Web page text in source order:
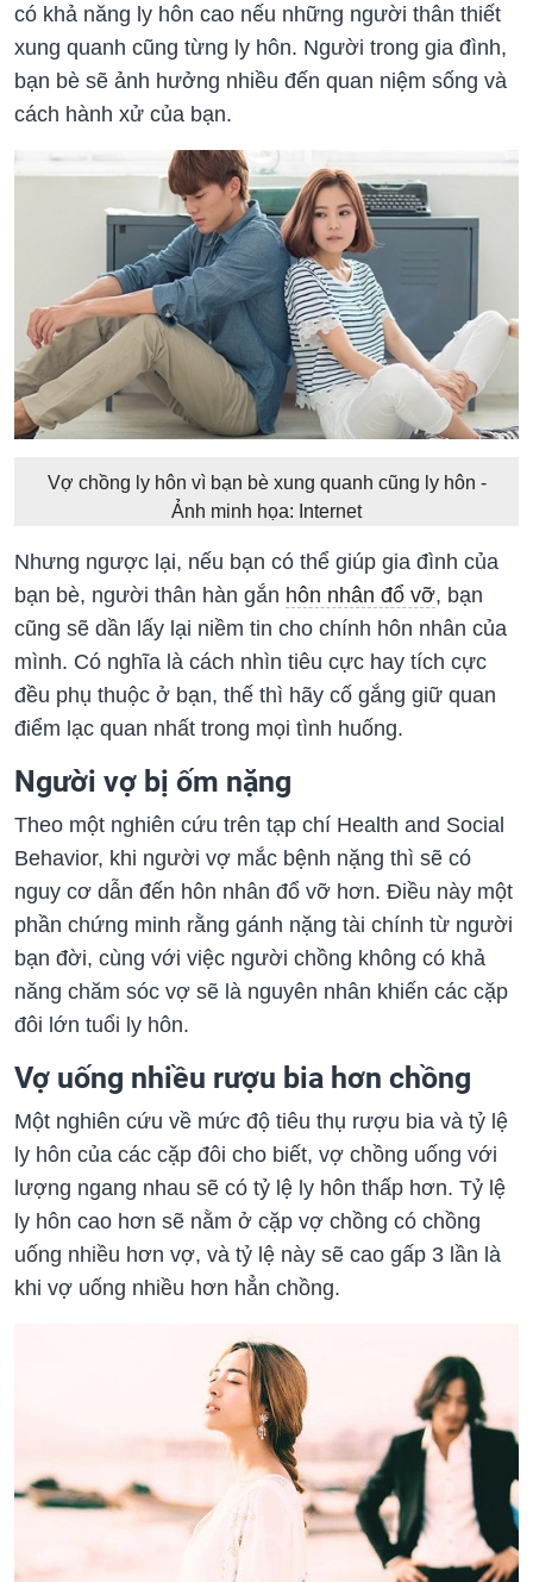
có khả năng ly hôn cao nếu những người thân thiết
xung quanh cũng từng ly hôn. Người trong gia đình,
bạn bè sẽ ảnh hưởng nhiều đến quan niệm sống và
cách hành xử của bạn.
Vợ chồng ly hôn vì bạn bè xung quanh cũng ly hôn -
Ảnh minh họa: Internet
Nhưng ngược lại, nếu bạn có thể giúp gia đình của
bạn bè, người thân hàn gắn hôn nhân đổ vỡ, bạn
cũng sẽ dần lấy lại niềm tin cho chính hôn nhân của
mình. Có nghĩa là cách nhìn tiêu cực hay tích cực
đều phụ thuộc ở bạn, thế thì hãy cố gắng giữ quan
điểm lạc quan nhất trong mọi tình huống.
Người vợ bị ốm nặng
Theo một nghiên cứu trên tạp chí Health and Social
Behavior, khi người vợ mắc bệnh nặng thì sẽ có
nguy cơ dẫn đến hôn nhân đổ vỡ hơn. Điều này một
phần chứng minh rằng gánh nặng tài chính từ người
bạn đời, cùng với việc người chồng không có khả
năng chăm sóc vợ sẽ là nguyên nhân khiến các cặp
đôi lớn tuổi ly hôn.
Vợ uống nhiều rượu bia hơn chồng
Một nghiên cứu về mức độ tiêu thụ rượu bia và tỷ lệ
ly hôn của các cặp đôi cho biết, vợ chồng uống với
lượng ngang nhau sẽ có tỷ lệ ly hôn thấp hơn. Tỷ lệ
ly hôn cao hơn sẽ nằm ở cặp vợ chồng có chồng
uống nhiều hơn vợ, và tỷ lệ này sẽ cao gấp 3 lần là
khi vợ uống nhiều hơn hẳn chồng.